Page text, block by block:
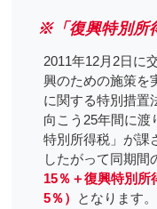
※「復興特別所
2011年12月2日に
興のための施策を
に関する特別措置
向こう25年間に渡
特別所得税」が課
したがって同期間
15％＋復興特別所
5％） となります